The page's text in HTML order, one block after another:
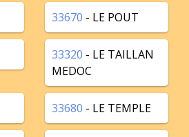
33670 - LE POUT
33320 - LE TAILLAN
MEDOC
33680 - LE TEMPLE